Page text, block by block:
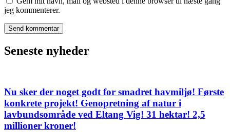
jeg kommenterer.
Seneste nyheder
Nu sker der noget godt for smadret havmiljø! Første
konkrete projekt! Genopretning af natur i
lavbundsområde ved Eltang Vig! 31 hektar! 2,5
millioner kroner!